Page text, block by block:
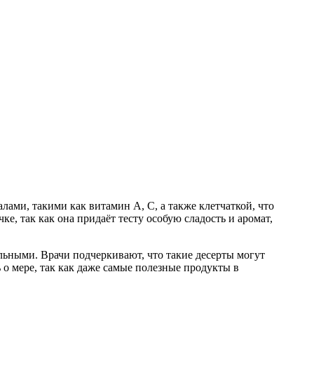
такими как витамин А, С, а также клетчаткой, что
так как она придаёт тесту особую сладость и аромат,
Врачи подчеркивают, что такие десерты могут
мере, так как даже самые полезные продукты в